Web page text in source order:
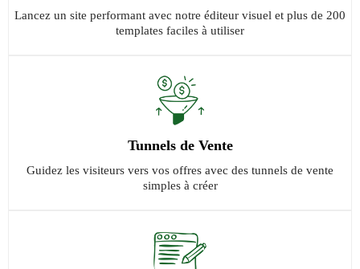
Lancez un site performant avec notre éditeur visuel et plus de 200
templates faciles à utiliser
Tunnels de Vente
Guidez les visiteurs vers vos offres avec des tunnels de vente
simples à créer